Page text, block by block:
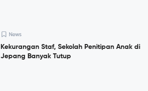
News
Kekurangan Staf, Sekolah Penitipan Anak di
Jepang Banyak Tutup